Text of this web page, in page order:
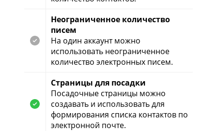
Неограниченное количество
писем
На один аккаунт можно
использовать неограниченное
количество электронных писем.
Страницы для посадки
Посадочные страницы можно
создавать и использовать для
формирования списка контактов по
электронной почте.